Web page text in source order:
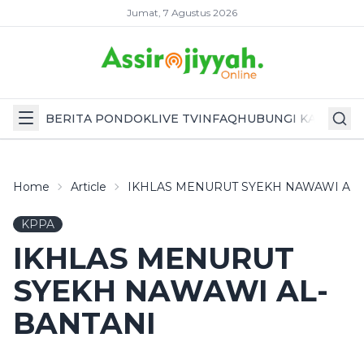
Jumat, 7 Agustus 2026
BERITA PONDOKLIVE TVINFAQHUBUNGI KAMI
Home Article IKHLAS MENURUT SYEKH NAWAWI
KPPA
IKHLAS MENURUT
SYEKH NAWAWI AL-
BANTANI